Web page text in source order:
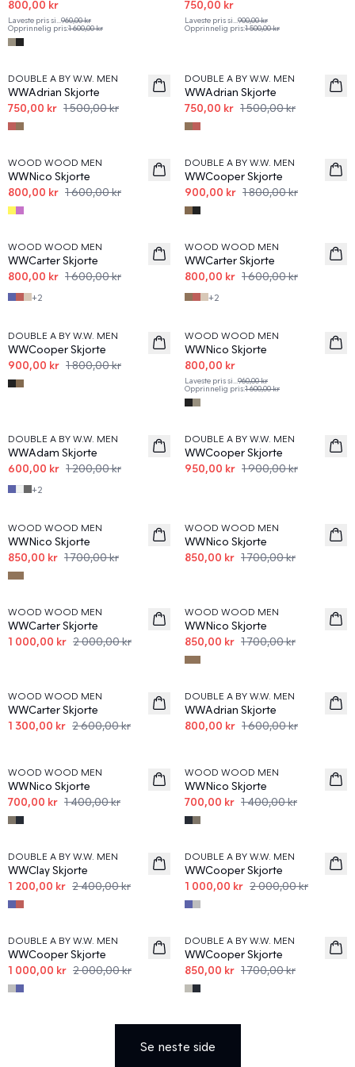
800,00 kr
Laveste pris si 960,00 kr
Opprinnelig pris:1 600,00 kr
750,00 kr
Laveste pris si 900,00 kr
Opprinnelig pris:1 500,00 kr
50%
DOUBLE A BY W.W. MEN
WWAdrian Skjorte
750,00 kr 1 500,00 kr
DOUBLE A BY W.W. MEN
WWAdrian Skjorte
750,00 kr 1 500,00 kr
50%
WOOD WOOD MEN
WWNico Skjorte
800,00 kr 1 600,00 kr
50%
DOUBLE A BY W.W. MEN
WWCooper Skjorte
900,00 kr 1 800,00 kr
50%
WOOD WOOD MEN
WWCarter Skjorte
800,00 kr 1 600,00 kr
+2
50%
WOOD WOOD MEN
WWCarter Skjorte
800,00 kr 1 600,00 kr
+2
DOUBLE A BY W.W. MEN
WWCooper Skjorte
900,00 kr 1 800,00 kr
WOOD WOOD MEN
WWNico Skjorte
800,00 kr
Laveste pris si 960,00 kr
Opprinnelig pris:1 600,00 kr
DOUBLE A BY W.W. MEN
WWAdam Skjorte
600,00 kr 1 200,00 kr
+2
50%
DOUBLE A BY W.W. MEN
WWCooper Skjorte
950,00 kr 1 900,00 kr
WOOD WOOD MEN
WWNico Skjorte
850,00 kr 1 700,00 kr
WOOD WOOD MEN
WWNico Skjorte
850,00 kr 1 700,00 kr
50%
WOOD WOOD MEN
WWCarter Skjorte
1 000,00 kr 2 000,00 kr
WOOD WOOD MEN
WWNico Skjorte
850,00 kr 1 700,00 kr
WOOD WOOD MEN
WWCarter Skjorte
1 300,00 kr 2 600,00 kr
50%
DOUBLE A BY W.W. MEN
WWAdrian Skjorte
800,00 kr 1 600,00 kr
WOOD WOOD MEN
WWNico Skjorte
700,00 kr 1 400,00 kr
WOOD WOOD MEN
WWNico Skjorte
700,00 kr 1 400,00 kr
50%
DOUBLE A BY W.W. MEN
WWClay Skjorte
1 200,00 kr 2 400,00 kr
50%
DOUBLE A BY W.W. MEN
WWCooper Skjorte
1 000,00 kr 2 000,00 kr
50%
DOUBLE A BY W.W. MEN
WWCooper Skjorte
1 000,00 kr 2 000,00 kr
50%
DOUBLE A BY W.W. MEN
WWCooper Skjorte
850,00 kr 1 700,00 kr
Se neste side